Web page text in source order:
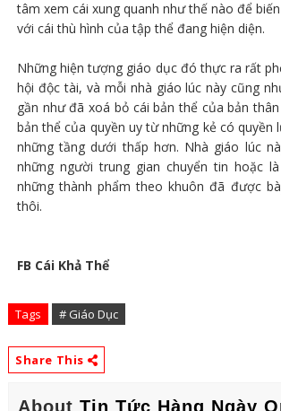
tâm xem cái xung quanh như thế nào để
với cái thù hình của tập thể đang hiện diện.
Những hiện tượng giáo dục đó thực ra rất
hội độc tài, và mỗi nhà giáo lúc này cũng
gần như đã xoá bỏ cái bản thể của bản
bản thể của quyền uy từ những kẻ có quyền
những tầng dưới thấp hơn. Nhà giáo lúc
những người trung gian chuyển tin hoặc
những thành phẩm theo khuôn đã được
thôi.
FB Cái Khả Thể
Tags # Giáo Dục
Share This
About Tin Tức Hàng Ngày